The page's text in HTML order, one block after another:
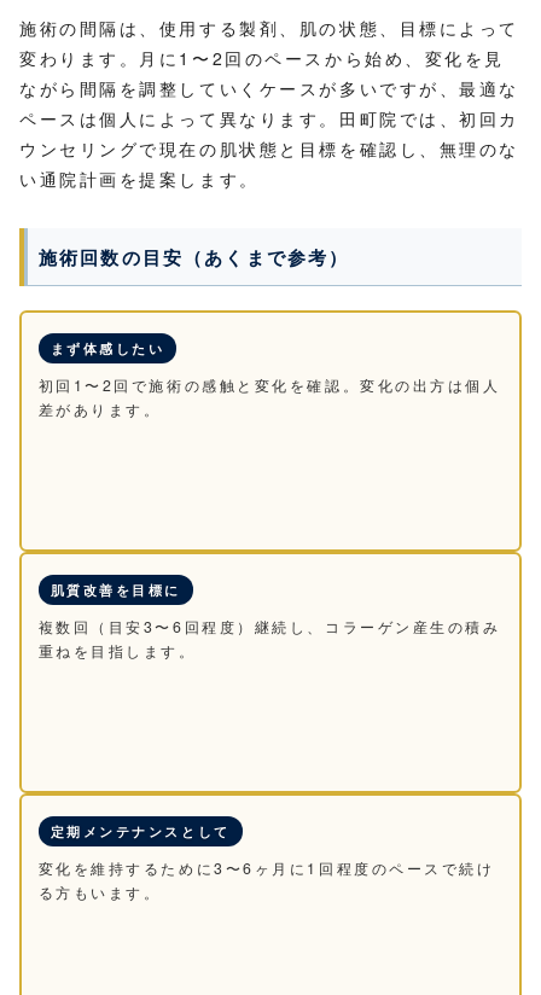
施術の間隔は、使用する製剤、肌の状態、目標によって
変わります。月に1〜2回のペースから始め、変化を見
ながら間隔を調整していくケースが多いですが、最適な
ペースは個人によって異なります。田町院では、初回カ
ウンセリングで現在の肌状態と目標を確認し、無理のな
い通院計画を提案します。
施術回数の目安（あくまで参考）
まず体感したい
初回1〜2回で施術の感触と変化を確認。変化の出方は個人
差があります。
肌質改善を目標に
複数回（目安3〜6回程度）継続し、コラーゲン産生の積み
重ねを目指します。
定期メンテナンスとして
変化を維持するために3〜6ヶ月に1回程度のペースで続け
る方もいます。